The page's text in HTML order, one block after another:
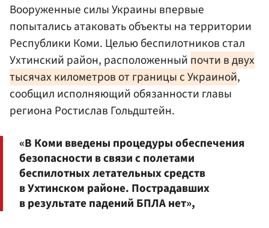
Вооруженные силы Украины впервые
попытались атаковать объекты на территории
Республики Коми. Целью беспилотников стал
Ухтинский район, расположенный почти в двух
тысячах километров от границы с Украиной,
сообщил исполняющий обязанности главы
региона Ростислав Гольдштейн.
«В Коми введены процедуры обеспечения
безопасности в связи с полетами
беспилотных летательных средств
в Ухтинском районе. Пострадавших
в результате падений БПЛА нет»,